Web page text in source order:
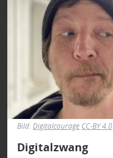
Bild:Digitalcourage CC-BY 4.0
Digitalzwang